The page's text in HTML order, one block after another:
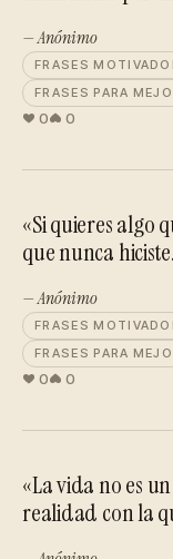
— Anónimo
FRASES
FRASES PARA
0 0
«Si quieres algo
que nunca
— Anónimo
FRASES
FRASES PARA
0 0
«La vida no es
realidad con la